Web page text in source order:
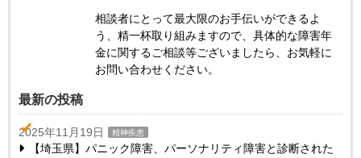
相談者にとって最大限のお手伝いができるよ
う、精一杯取り組みますので、具体的な障害年
金に関するご相談等ございましたら、お気軽に
お問い合わせください。
最新の投稿
2025年11月19日 精神疾患
【埼玉県】パニック障害、パーソナリティ障害と診断された